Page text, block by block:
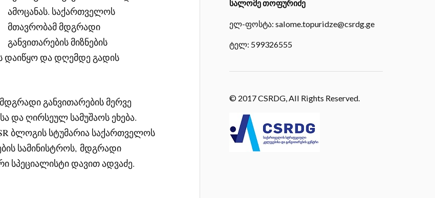
ამოცანას. საქართველოს
მთავრობამ მდგრადი
განვითარების მიზნების
დაიწყო და დღემდე გადის
განვითარების მერვე
და ღირსეულ სამუშაოს ეხება.
ბლოგის სტუმარია საქართველოს
სამინისტროს, მდგრადი
სპეციალისტი დავით ადვაძე.
სალომე თოფურიძე
ელ-ფოსტა: salome.topuridze@csrdg.ge
ტელ: 599326555
© 2017 CSRDG, All Rights Reserved.